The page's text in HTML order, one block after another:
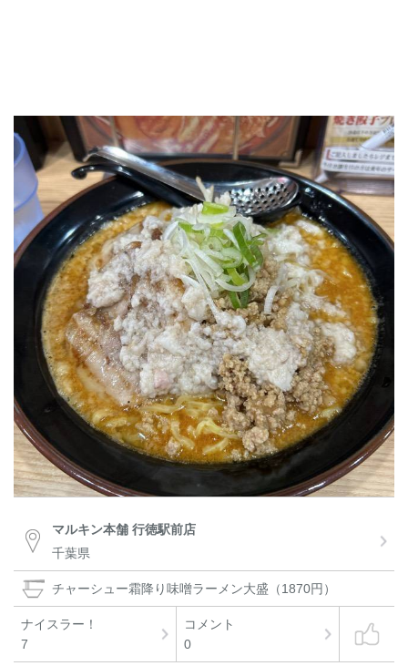
マルキン本舗 行徳駅前店
千葉県
チャーシュー霜降り味噌ラーメン大盛（1870円）
ナイスラー！
7
コメント
0